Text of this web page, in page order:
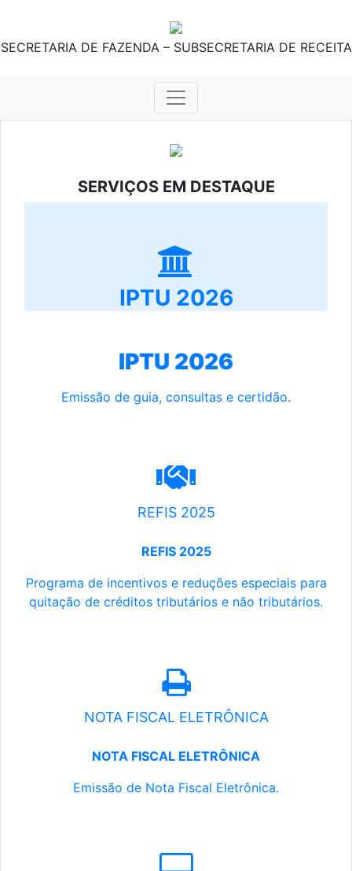
SECRETARIA DE FAZENDA – SUBSECRETARIA DE RECEITA
SERVIÇOS EM DESTAQUE
IPTU 2026
IPTU 2026
Emissão de guia, consultas e certidão.
REFIS 2025
REFIS 2025
Programa de incentivos e reduções especiais para
quitação de créditos tributários e não tributários.
NOTA FISCAL ELETRÔNICA
NOTA FISCAL ELETRÔNICA
Emissão de Nota Fiscal Eletrônica.